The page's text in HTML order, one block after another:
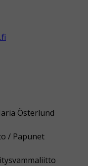
Österlund
/ Papunet